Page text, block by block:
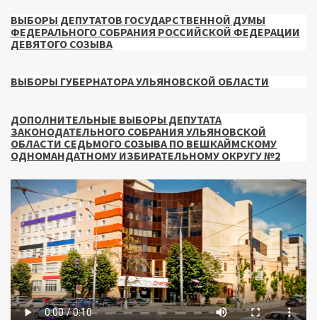
ВЫБОРЫ ДЕПУТАТОВ ГОСУДАРСТВЕННОЙ ДУМЫ
ФЕДЕРАЛЬНОГО СОБРАНИЯ РОССИЙСКОЙ ФЕДЕРАЦИИ
ДЕВЯТОГО СОЗЫВА
ВЫБОРЫ ГУБЕРНАТОРА УЛЬЯНОВСКОЙ ОБЛАСТИ
ДОПОЛНИТЕЛЬНЫЕ ВЫБОРЫ ДЕПУТАТА
ЗАКОНОДАТЕЛЬНОГО СОБРАНИЯ УЛЬЯНОВСКОЙ
ОБЛАСТИ СЕДЬМОГО СОЗЫВА ПО ВЕШКАЙМСКОМУ
ОДНОМАНДАТНОМУ ИЗБИРАТЕЛЬНОМУ ОКРУГУ №2